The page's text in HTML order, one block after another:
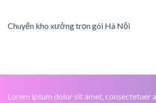
Chuyển kho xưởng trọn gói Hà Nội
Lorem ipsum dolor sit amet, consectetuer